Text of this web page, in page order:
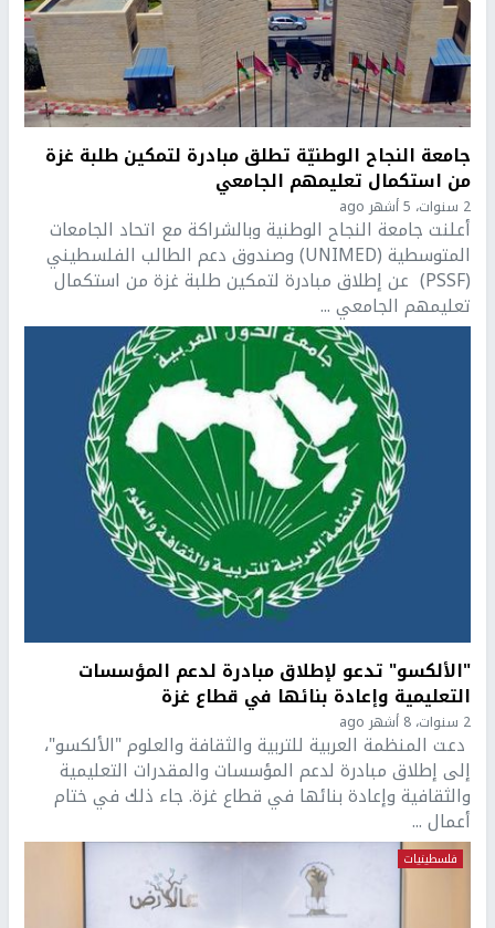
جامعة النجاح الوطنيّة تطلق مبادرة لتمكين طلبة غزة
من استكمال تعليمهم الجامعي
2 سنوات، 5 أشهر ago
أعلنت جامعة النجاح الوطنية وبالشراكة مع اتحاد الجامعات
المتوسطية (UNIMED) وصندوق دعم الطالب الفلسطيني
(PSSF) عن إطلاق مبادرة لتمكين طلبة غزة من استكمال
تعليمهم الجامعي ...
"الألكسو" تدعو لإطلاق مبادرة لدعم المؤسسات
التعليمية وإعادة بنائها في قطاع غزة
2 سنوات، 8 أشهر ago
دعت المنظمة العربية للتربية والثقافة والعلوم "الألكسو"،
إلى إطلاق مبادرة لدعم المؤسسات والمقدرات التعليمية
والثقافية وإعادة بنائها في قطاع غزة. جاء ذلك في ختام
أعمال ...
فلسطينيات